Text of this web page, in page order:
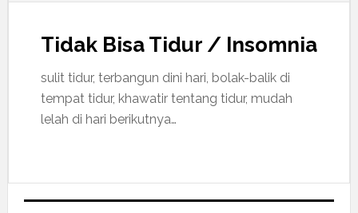
Tidak Bisa Tidur / Insomnia
sulit tidur, terbangun dini hari, bolak-balik di
tempat tidur, khawatir tentang tidur, mudah
lelah di hari berikutnya…